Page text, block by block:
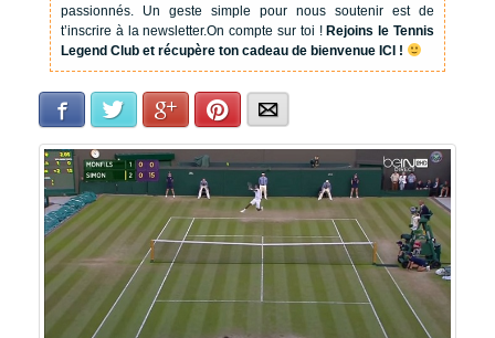
passionnés. Un geste simple pour nous soutenir est de
t’inscrire à la newsletter.On compte sur toi !Rejoins le Tennis
Legend Club et récupère ton cadeau de bienvenue ICI !
Facebook Twitter Google+Pinterest